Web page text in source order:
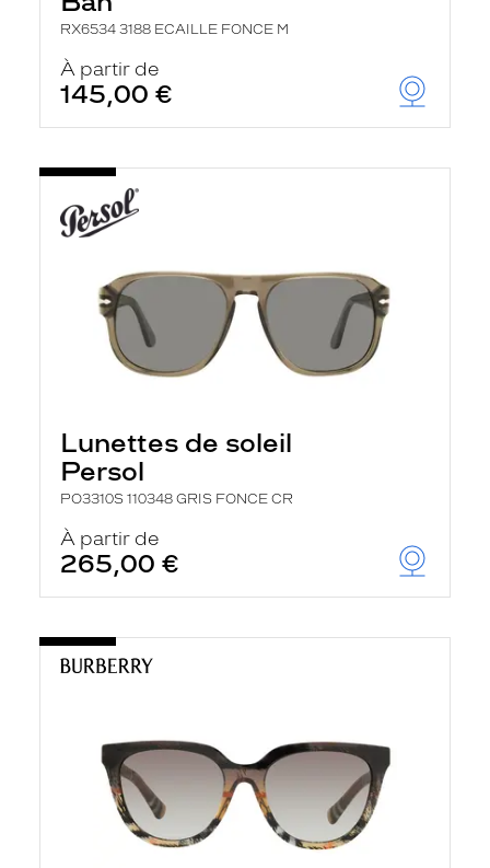
RX6534 3188 ECAILLE FONCE M
À partir de
145,00 €
Lunettes de soleil
Persol
PO3310S 110348 GRIS FONCE CR
À partir de
265,00 €